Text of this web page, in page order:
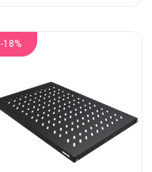
-18%